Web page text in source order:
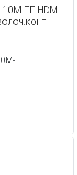
FF HDMI
FF